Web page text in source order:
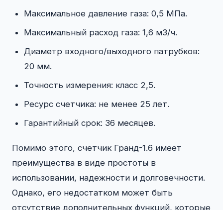
Максимальное давление газа: 0,5 МПа.
Максимальный расход газа: 1,6 м3/ч.
Диаметр входного/выходного патрубков:
20 мм.
Точность измерения: класс 2,5.
Ресурс счетчика: не менее 25 лет.
Гарантийный срок: 36 месяцев.
Помимо этого, счетчик Гранд-1.6 имеет
преимущества в виде простоты в
использовании, надежности и долговечности.
Однако, его недостатком может быть
отсутствие дополнительных функций, которые